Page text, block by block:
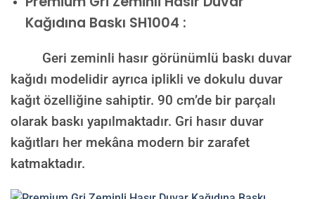
Kağıdına Baskı SH1004 :
Geri zeminli hasır görünümlü baskı duvar
kağıdı modelidir ayrıca iplikli ve dokulu duvar
kağıt özelliğine sahiptir. 90 cm’de bir parçalı
olarak baskı yapılmaktadır. Gri hasır duvar
kağıtları her mekâna modern bir zarafet
katmaktadır.